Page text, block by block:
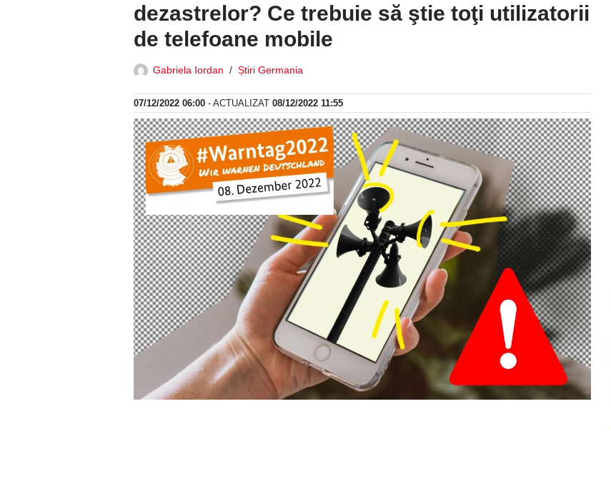
dezastrelor? Ce trebuie să ştie toţi utilizatorii
de telefoane mobile
Gabriela Iordan Știri Germania
07/12/2022 06:00 - ACTUALIZAT 08/12/2022 11:55